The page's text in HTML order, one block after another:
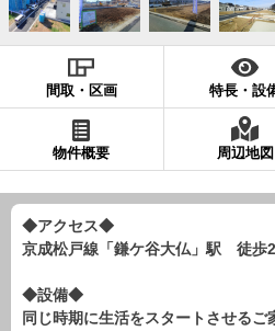
間取・区画 特長・設
物件概要 周辺地図
◆アクセス◆
京成松戸線「鎌ケ谷大仏」駅 徒歩
◆設備◆
同じ時期に生活をスタートさせる
千葉本店 松戸支店 成田支店
スタッフ紹介
千葉本店 成田支店
神奈川支店
沖縄支店
売却査定
プライバシーポリシー